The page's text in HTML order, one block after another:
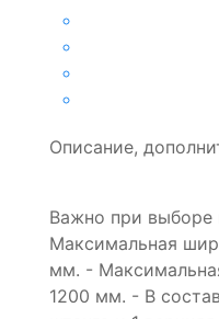
Описание,
Важно при выборе
Максимальная
мм. -
1200 мм. - В